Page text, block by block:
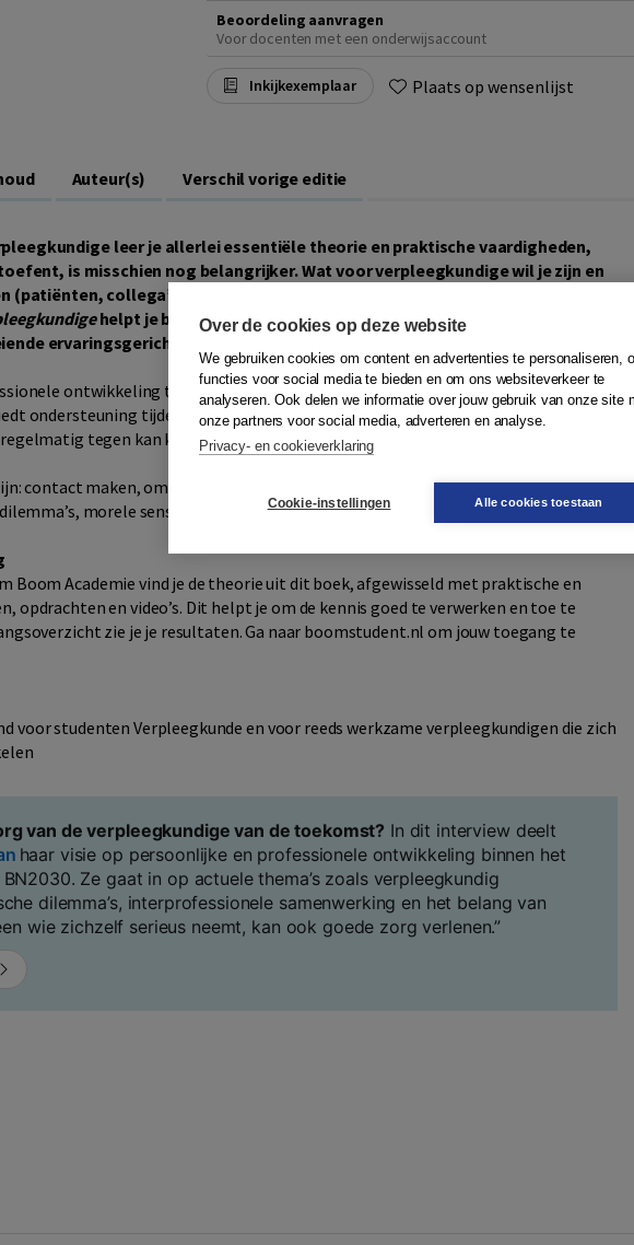
Beoordeling aanvragen
Voor docenten met een onderwijsaccount
Inkijkexemplaar Plaats op wensenlijst
Auteur(s) Verschil vorige editie
leer je allerlei essentiële theorie en praktische vaardigheden,
is misschien nog belangrijker. Wat voor verpleegkundige wil je zijn en
(patiënten, collega’s, naasten) jou ervaren?
helpt je bij deze ontwikkeling, waarbij de theorie tot leven komt in
ervaringsgerichte en reflectieve oefeningen.
ontwikkeling tot verpleegkundige richt zich op de persoon achter de
ondersteuning tijdens de opleiding en loopbaan. Er worden thema’s belicht die
tegen kan komen, maar die lastig kunnen zijn om mee om te gaan.
contact maken, omgaan met emoties, grenzen aangeven, samenwerken,
morele sensitiviteit en omgaan met de dood.
Boom Academie vind je de theorie uit dit boek, afgewisseld met praktische en
opdrachten en video’s. Dit helpt je om de kennis goed te verwerken en toe te
zie je je resultaten. Ga naar boomstudent.nl om jouw toegang te
voor studenten Verpleegkunde en voor reeds werkzame verpleegkundigen die zich
van de verpleegkundige van de toekomst? In dit interview deelt
haar visie op persoonlijke en professionele ontwikkeling binnen het
Ze gaat in op actuele thema’s zoals verpleegkundig
dilemma’s, interprofessionele samenwerking en het belang van
wie zichzelf serieus neemt, kan ook goede zorg verlenen.”
Over de cookies op deze website
We gebruiken cookies om content en advertenties te personaliseren,
functies voor social media te bieden en om ons websiteverkeer te
analyseren. Ook delen we informatie over jouw gebruik van onze site
onze partners voor social media, adverteren en analyse.
Privacy- en cookieverklaring
Cookie-instellingen Alle cookies toestaan